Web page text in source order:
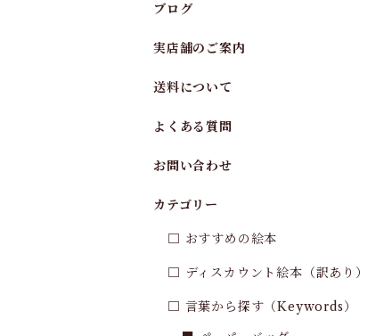
ブログ
実店舗のご案内
送料について
よくある質問
お問い合わせ
カテゴリー
□ おすすめの絵本
□ ディスカウント絵本（訳あり）
□ 言葉から探す（Keywords）